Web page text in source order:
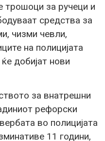
трошоци за ручеци и
средства за
чизми чевли,
на полицијата
добијат нови
за внатрешни
рефорски
во полицијата
11 години,